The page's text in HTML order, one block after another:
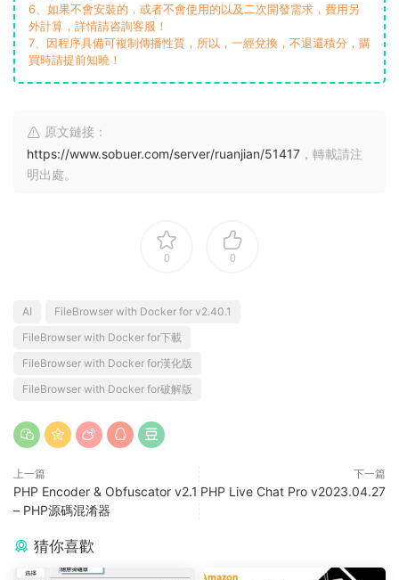
6、如果不會安裝的，或者不會使用的以及二次開發需求，費用另
外計算，詳情請咨詢客服！
7、因程序具備可複制傳播性質，所以，一經兌換，不退還積分，購
買時請提前知曉！
原文鏈接：
https://www.sobuer.com/server/ruanjian/51417 ，轉載請注
明出處。
0 0
AI
FileBrowser with Docker for v2.40.1
FileBrowser with Docker for下載
FileBrowser with Docker for漢化版
FileBrowser with Docker for破解版
上一篇
PHP Encoder & Obfuscator v2.1
– PHP源碼混淆器
下一篇
PHP Live Chat Pro v2023.04.27
猜你喜歡